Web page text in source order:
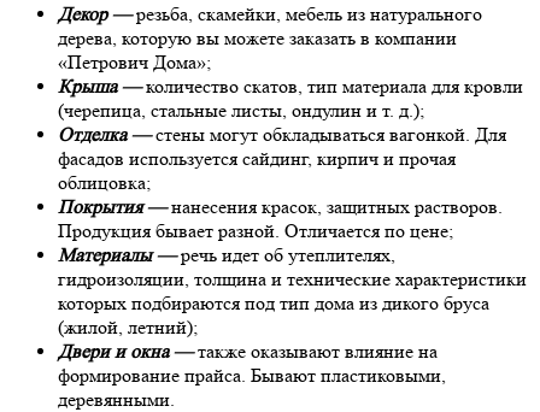
Декор —резьба, скамейки, мебель из натурального
дерева, которую вы можете заказать в компании
«Петрович Дома»;
Крыша —количество скатов, тип материала для кровли
(черепица, стальные листы, ондулин и т. д.);
Отделка —стены могут обкладываться вагонкой. Для
фасадов используется сайдинг, кирпич и прочая
облицовка;
Покрытия —нанесения красок, защитных растворов.
Продукция бывает разной. Отличается по цене;
Материалы —речь идет об утеплителях,
гидроизоляции, толщина и технические характеристики
которых подбираются под тип дома из дикого бруса
(жилой, летний);
Двери и окна —также оказывают влияние на
формирование прайса. Бывают пластиковыми,
деревянными.